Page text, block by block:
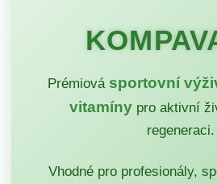
Prémiová sportovní
vitamínypro aktivní
regeneraci.
Vhodné pro profesionály,